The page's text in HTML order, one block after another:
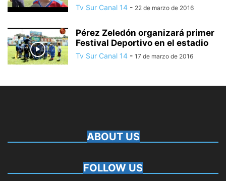
Tv Sur Canal 14 - 22 de marzo de 2016
Pérez Zeledón organizará primer
Festival Deportivo en el estadio
Tv Sur Canal 14 - 17 de marzo de 2016
ABOUT US
FOLLOW US